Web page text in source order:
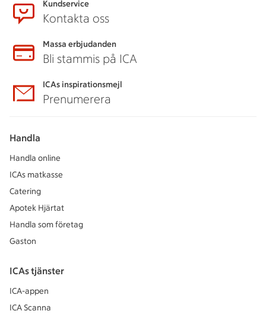
Kundservice
Kontakta oss
Massa erbjudanden
Bli stammis på ICA
ICAs inspirationsmejl
Prenumerera
Handla
Handla online
ICAs matkasse
Catering
Apotek Hjärtat
Handla som företag
Gaston
ICAs tjänster
ICA-appen
ICA Scanna